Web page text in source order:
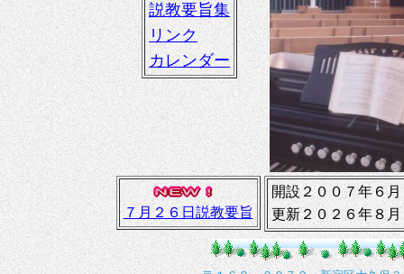
説教要旨集
リンク
カレンダー
７月２６日説教要旨
開設２００７年６
更新２０２６年８月